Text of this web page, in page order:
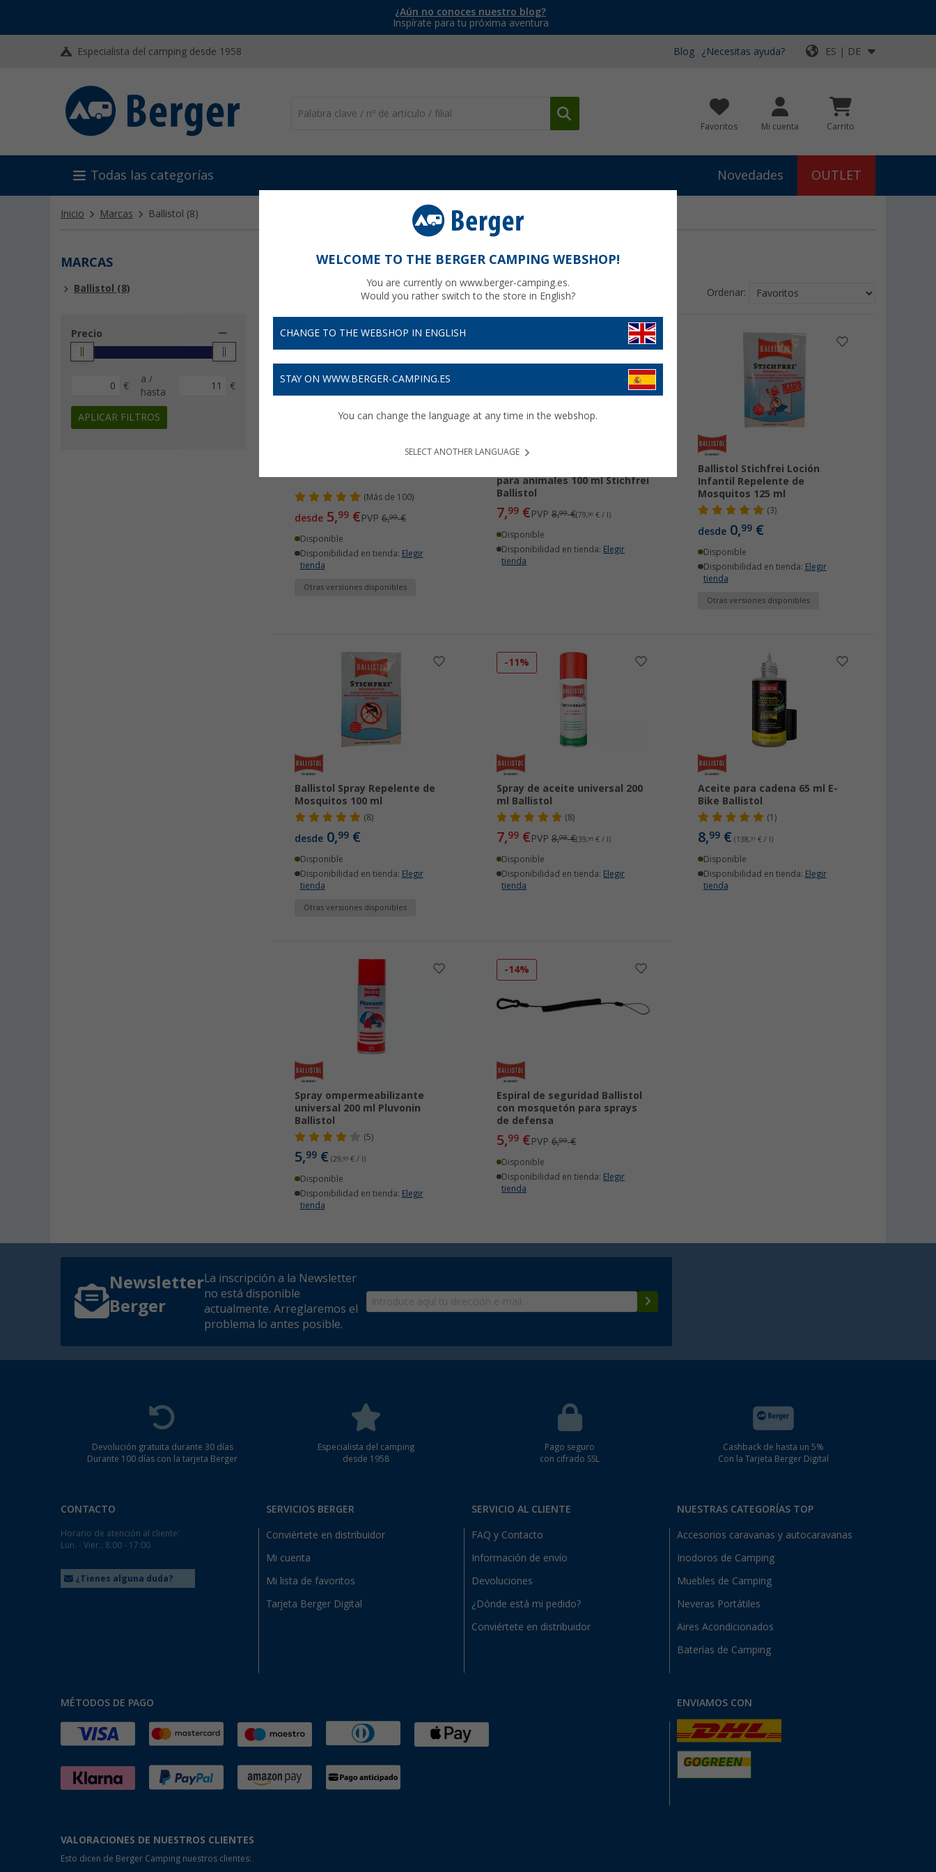
¿Aún no conoces nuestro blog?
Inspírate para tu próxima aventura
Especialista del camping desde 1958 Blog ¿Necesitas ayuda? ES | DE
Favoritos Mi cuenta Carrito
Todas las categorías Novedades OUTLET
Inicio Marcas Ballistol (8)
MARCAS
Ballistol (8)
Precio
€
a /
hasta
€
APLICAR FILTROS
BALLISTOL
Ordenar:
( Más de 100)
desde 5,99 €PVP6,99€
Disponible
Disponibilidad en tienda: Elegir
tienda
Otras versiones disponibles
para animales 100 ml Stichfrei
Ballistol
7,99€PVP8,99€(79,90€ / l)
Disponible
Disponibilidad en tienda: Elegir
tienda
Ballistol Stichfrei Loción
Infantil Repelente de
Mosquitos 125 ml
(3)
desde 0,99 €
Disponible
Disponibilidad en tienda: Elegir
tienda
Otras versiones disponibles
Ballistol Spray Repelente de
Mosquitos 100 ml
(8)
desde 0,99 €
Disponible
Disponibilidad en tienda: Elegir
tienda
Otras versiones disponibles
-11%
Spray de aceite universal 200
ml Ballistol
(8)
7,99€PVP8,98€(39,95€ / l)
Disponible
Disponibilidad en tienda: Elegir
tienda
Aceite para cadena 65 ml E-
Bike Ballistol
(1)
8,99 € (138,31 € / l)
Disponible
Disponibilidad en tienda: Elegir
tienda
Spray ompermeabilizante
universal 200 ml Pluvonin
Ballistol
(5)
5,99 € (29,95 € / l)
Disponible
Disponibilidad en tienda: Elegir
tienda
-14%
Espiral de seguridad Ballistol
con mosquetón para sprays
de defensa
5,99€PVP6,99€
Disponible
Disponibilidad en tienda: Elegir
tienda
Newsletter
Berger
La inscripción a la Newsletter
no está disponible
actualmente. Arreglaremos el
problema lo antes posible.
Devolución gratuita durante 30 días
Durante 100 días con la tarjeta Berger
Especialista del camping
desde 1958
Pago seguro
con cifrado SSL
Cashback de hasta un 5%
Con la Tarjeta Berger Digital
CONTACTO
Horario de atención al cliente:
Lun. - Vier.: 8:00 - 17:00
¿Tienes alguna duda?
SERVICIOS BERGER
Conviértete en distribuidor
Mi cuenta
Mi lista de favoritos
Tarjeta Berger Digital
SERVICIO AL CLIENTE
FAQ y Contacto
Información de envío
Devoluciones
¿Dónde está mi pedido?
Conviértete en distribuidor
NUESTRAS CATEGORÍAS TOP
Accesorios caravanas y autocaravanas
Inodoros de Camping
Muebles de Camping
Neveras Portátiles
Aires Acondicionados
Baterías de Camping
MÉTODOS DE PAGO ENVIAMOS CON
VALORACIONES DE NUESTROS CLIENTES
Esto dicen de Berger Camping nuestros clientes:
WELCOME TO THE BERGER CAMPING WEBSHOP!
You are currently on www.berger-camping.es.
Would you rather switch to the store in English?
CHANGE TO THE WEBSHOP IN ENGLISH
STAY ON WWW.BERGER-CAMPING.ES
You can change the language at any time in the webshop.
SELECT ANOTHER LANGUAGE